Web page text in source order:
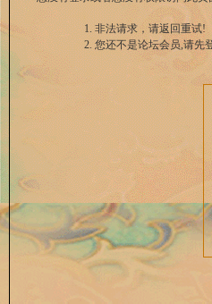
非法请求，请返回重试!
您还不是论坛会员,请先